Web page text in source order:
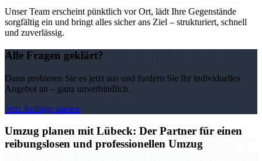
Unser Team erscheint pünktlich vor Ort, lädt Ihre Gegenstände
sorgfältig ein und bringt alles sicher ans Ziel – strukturiert, schnell
und zuverlässig.
Alle Fragen geklärt?
Dann probieren Sie es jetzt aus und fordern Sie Ihr individuelles
Angebot an – ganz unverbindlich.
Jetzt Anfrage starten
Umzug planen mit Lübeck: Der Partner für einen
reibungslosen und professionellen Umzug